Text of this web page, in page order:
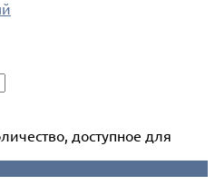
доступное для